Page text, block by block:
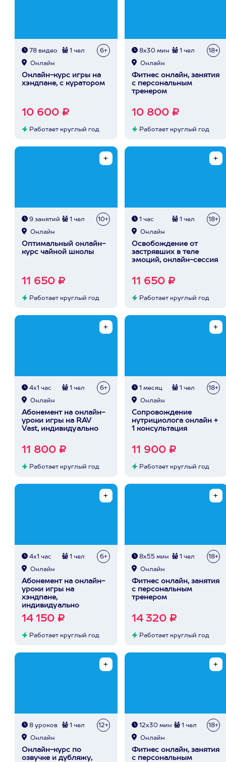
78 видео 1 чел 6+
Онлайн
Онлайн-курс игры на
хэндпане, с куратором
10 600 ₽
Работает круглый год
8х30 мин 1 чел 18+
Онлайн
Фитнес онлайн, занятия
с персональным
тренером
10 800 ₽
Работает круглый год
9 занятий 1 чел 10+
Онлайн
Оптимальный онлайн-
курс чайной школы
11 650 ₽
Работает круглый год
1 час 1 чел 18+
Онлайн
Освобождение от
застрявших в теле
эмоций, онлайн-сессия
11 650 ₽
Работает круглый год
4х1 час 1 чел 6+
Онлайн
Абонемент на онлайн-
уроки игры на RAV
Vast, индивидуально
11 800 ₽
Работает круглый год
1 месяц 1 чел 18+
Онлайн
Сопровождение
нутрициолога онлайн +
1 консультация
11 900 ₽
Работает круглый год
4х1 час 1 чел 6+
Онлайн
Абонемент на онлайн-
уроки игры на
хэндпане,
индивидуально
14 150 ₽
Работает круглый год
8х55 мин 1 чел 18+
Онлайн
Фитнес онлайн, занятия
с персональным
тренером
14 320 ₽
Работает круглый год
8 уроков 1 чел 12+
Онлайн
Онлайн-курс по
озвучке и дубляжу,
12х30 мин 1 чел 18+
Онлайн
Фитнес онлайн, занятия
с персональным